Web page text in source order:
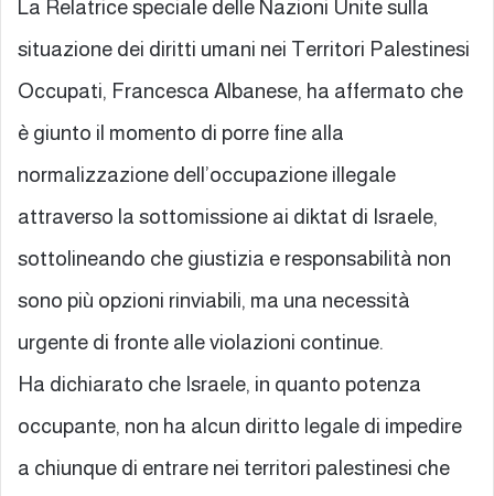
La Relatrice speciale delle Nazioni Unite sulla
situazione dei diritti umani nei Territori Palestinesi
Occupati, Francesca Albanese, ha affermato che
è giunto il momento di porre fine alla
normalizzazione dell’occupazione illegale
attraverso la sottomissione ai diktat di Israele,
sottolineando che giustizia e responsabilità non
sono più opzioni rinviabili, ma una necessità
urgente di fronte alle violazioni continue.
Ha dichiarato che Israele, in quanto potenza
occupante, non ha alcun diritto legale di impedire
a chiunque di entrare nei territori palestinesi che